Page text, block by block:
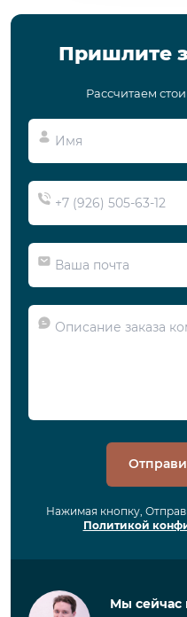
Пришлите
Рассчитаем
Нажимая кнопку,
Политикой
Мы сейчас